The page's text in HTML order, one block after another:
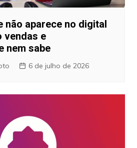
não aparece no digital
vendas e
nem sabe
6 de julho de 2026